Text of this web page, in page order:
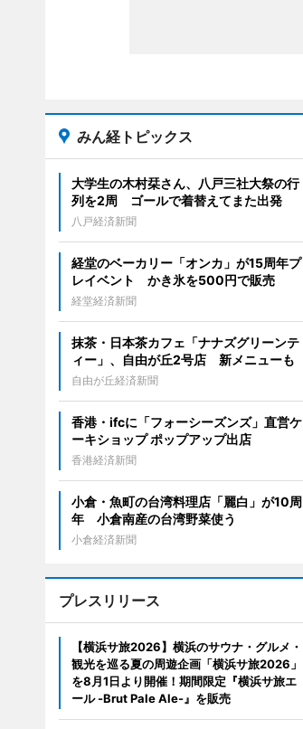
みん経トピックス
大学生の木村栞さん、八戸三社大祭の行
列を2周 ゴールで着替えてまた出発
八戸経済新聞
経堂のベーカリー「オンカ」が15周年プ
レイベント かき氷を500円で販売
経堂経済新聞
抹茶・日本茶カフェ「ナナズグリーンテ
ィー」、自由が丘2号店 新メニューも
自由が丘経済新聞
香港・ifcに「フォーシーズンズ」直営ケ
ーキショップ ポップアップ出店
香港経済新聞
小倉・魚町の台湾料理店「麗白」が10周
年 小倉南産の台湾野菜使う
小倉経済新聞
プレスリリース
【横浜サ旅2026】横浜のサウナ・グルメ・
観光を巡る夏の周遊企画「横浜サ旅2026」
を8月1日より開催！期間限定『横浜サ旅エ
ール -Brut Pale Ale-』を販売